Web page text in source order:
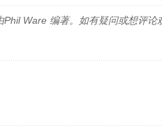
Ware 编著。如有疑问或想评论